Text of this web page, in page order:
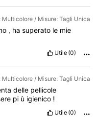
Multicolore / Misure: Tagli Unica
, ha superato le mie
Utile (0)
Multicolore / Misure: Tagli Unica
delle pellicole
pi ù igienico !
Utile (0)